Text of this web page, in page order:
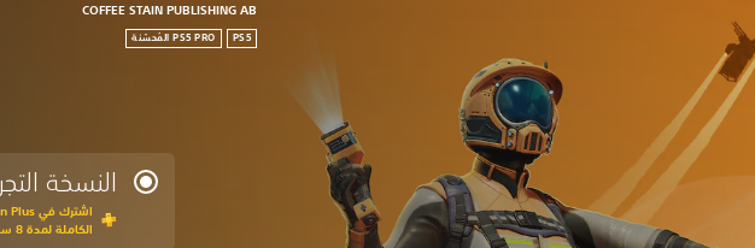
COFFEE STAIN PUBLISHING AB
PS5
النسخة
الكاملة لمدة 8 ساعة